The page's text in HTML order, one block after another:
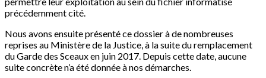
précédemment cité.
Nous avons ensuite présenté ce dossier à de nombreuses
reprises au Ministère de la Justice, à la suite du remplacement
du Garde des Sceaux en juin 2017. Depuis cette date, aucune
suite concrète n’a été donnée à nos démarches.